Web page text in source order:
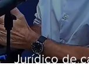
Jurídico de